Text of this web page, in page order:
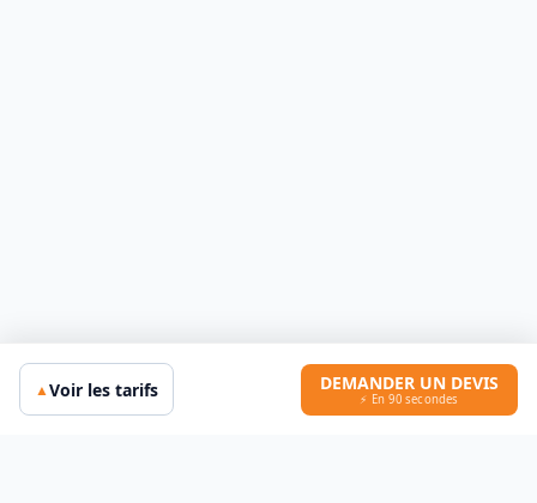
▲Voir les tarifs DEMANDER UN DEVIS
⚡ En 90 secondes